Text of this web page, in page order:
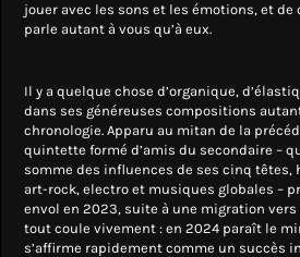
jouer avec les sons et les émotions, et
parle autant à vous qu’à eux.
Il y a quelque chose d’organique,
dans ses généreuses compositions
chronologie. Apparu au mitan de la
quintette formé d’amis du secondaire –
somme des influences de ses cinq têtes,
art-rock, electro et musiques globales –
envol en 2023, suite à une migration
tout coule vivement : en 2024 paraît le
s’affirme rapidement comme un succès